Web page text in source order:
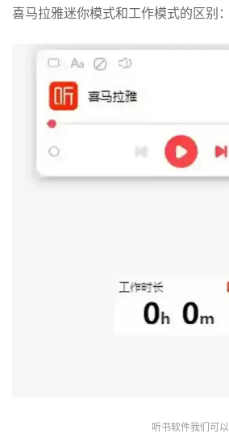
喜马拉雅迷你模式和工作模式的区别：
听书软件我们可以